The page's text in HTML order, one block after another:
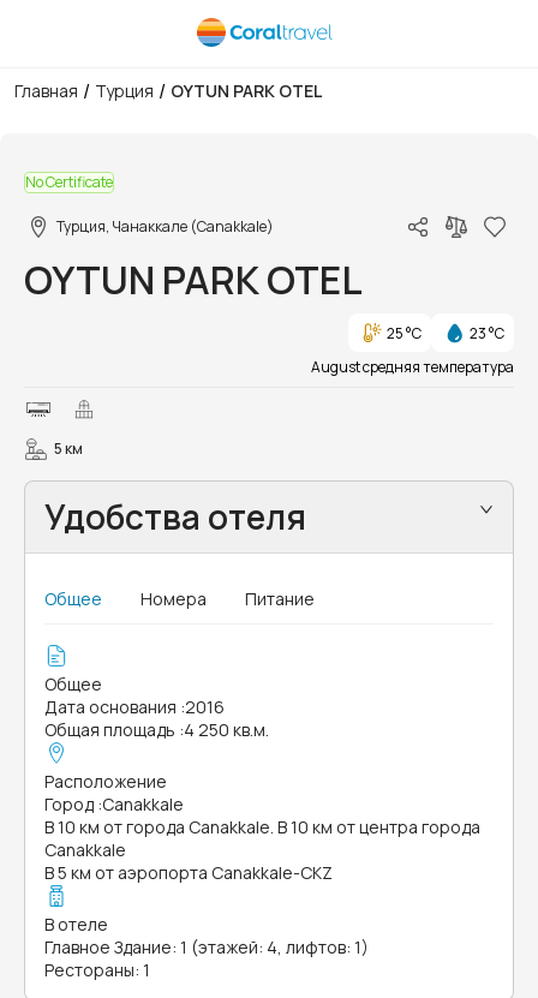
Главная / Турция / OYTUN PARK OTEL
No Certificate
Турция, Чанаккале (Canakkale)
OYTUN PARK OTEL
25 °C
23 °C
August средняя температура
5 км
Удобства отеля
Общее Номера Питание
Общее
Дата основания :2016
Общая площадь :4 250 кв.м.
Расположение
Город :Canakkale
В 10 км от города Canakkale. В 10 км от центра города
Canakkale
В 5 км от аэропорта Canakkale-CKZ
В отеле
Главное Здание: 1 (этажей: 4, лифтов: 1)
Рестораны: 1